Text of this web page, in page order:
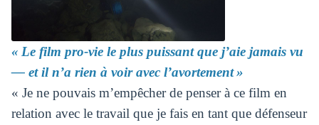
« Le film pro-vie le plus puissant que j’aie jamais vu
— et il n’a rien à voir avec l’avortement »
« Je ne pouvais m’empêcher de penser à ce film en
relation avec le travail que je fais en tant que défenseur